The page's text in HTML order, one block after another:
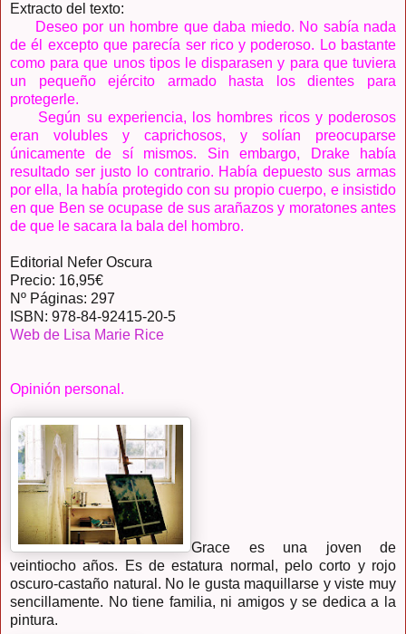
Extracto del texto:
Deseo por un hombre que daba miedo. No sabía nada
de él excepto que parecía ser rico y poderoso. Lo bastante
como para que unos tipos le disparasen y para que tuviera
un pequeño ejército armado hasta los dientes para
protegerle.
Según su experiencia, los hombres ricos y poderosos
eran volubles y caprichosos, y solían preocuparse
únicamente de sí mismos. Sin embargo, Drake había
resultado ser justo lo contrario. Había depuesto sus armas
por ella, la había protegido con su propio cuerpo, e insistido
en que Ben se ocupase de sus arañazos y moratones antes
de que le sacara la bala del hombro.
Editorial Nefer Oscura
Precio: 16,95€
Nº Páginas: 297
ISBN: 978-84-92415-20-5
Web de Lisa Marie Rice
Opinión personal.
Grace es una joven de
veintiocho años. Es de estatura normal, pelo corto y rojo
oscuro-castaño natural. No le gusta maquillarse y viste muy
sencillamente. No tiene familia, ni amigos y se dedica a la
pintura.